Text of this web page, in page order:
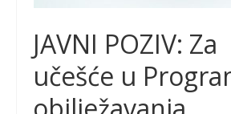
JAVNI POZIV: Za
učešće u